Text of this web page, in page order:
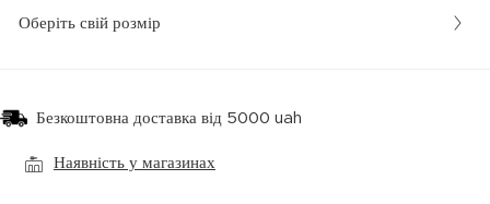
Оберіть свій розмір
Безкоштовна доставка від 5000 uah
Наявність у магазинах